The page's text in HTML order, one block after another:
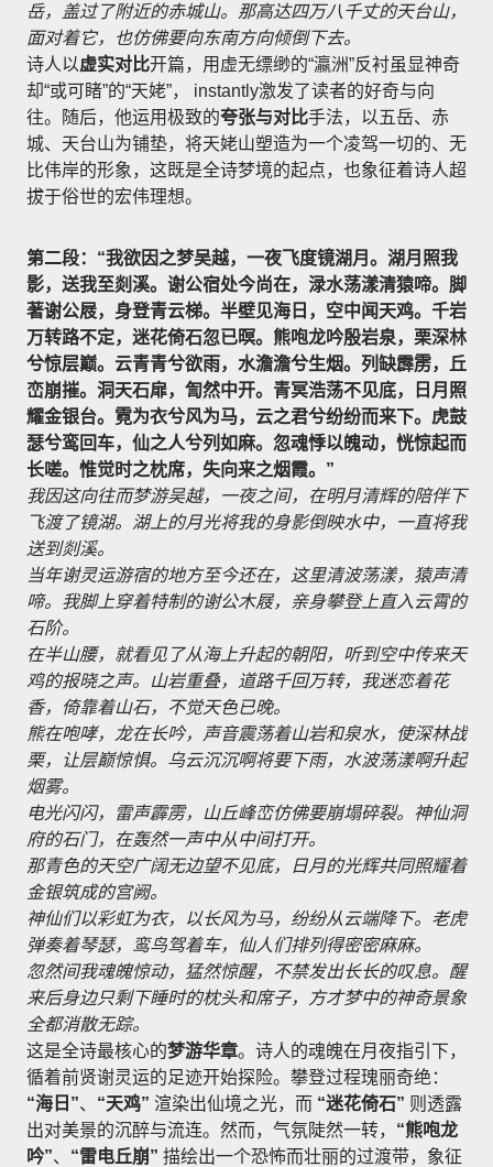
岳，盖过了附近的赤城山。那高达四万八千丈的天台山，
面对着它，也仿佛要向东南方向倾倒下去。
诗人以虚实对比开篇，用虚无缥缈的“瀛洲”反衬虽显神奇
却“或可睹”的“天姥”， instantly激发了读者的好奇与向
往。随后，他运用极致的夸张与对比手法，以五岳、赤
城、天台山为铺垫，将天姥山塑造为一个凌驾一切的、无
比伟岸的形象，这既是全诗梦境的起点，也象征着诗人超
拔于俗世的宏伟理想。
第二段：“我欲因之梦吴越，一夜飞度镜湖月。湖月照我
影，送我至剡溪。谢公宿处今尚在，渌水荡漾清猿啼。脚
著谢公屐，身登青云梯。半壁见海日，空中闻天鸡。千岩
万转路不定，迷花倚石忽已暝。熊咆龙吟殷岩泉，栗深林
兮惊层巅。云青青兮欲雨，水澹澹兮生烟。列缺霹雳，丘
峦崩摧。洞天石扉，訇然中开。青冥浩荡不见底，日月照
耀金银台。霓为衣兮风为马，云之君兮纷纷而来下。虎鼓
瑟兮鸾回车，仙之人兮列如麻。忽魂悸以魄动，恍惊起而
长嗟。惟觉时之枕席，失向来之烟霞。”
我因这向往而梦游吴越，一夜之间，在明月清辉的陪伴下
飞渡了镜湖。湖上的月光将我的身影倒映水中，一直将我
送到剡溪。
当年谢灵运游宿的地方至今还在，这里清波荡漾，猿声清
啼。我脚上穿着特制的谢公木屐，亲身攀登上直入云霄的
石阶。
在半山腰，就看见了从海上升起的朝阳，听到空中传来天
鸡的报晓之声。山岩重叠，道路千回万转，我迷恋着花
香，倚靠着山石，不觉天色已晚。
熊在咆哮，龙在长吟，声音震荡着山岩和泉水，使深林战
栗，让层巅惊惧。乌云沉沉啊将要下雨，水波荡漾啊升起
烟雾。
电光闪闪，雷声霹雳，山丘峰峦仿佛要崩塌碎裂。神仙洞
府的石门，在轰然一声中从中间打开。
那青色的天空广阔无边望不见底，日月的光辉共同照耀着
金银筑成的宫阙。
神仙们以彩虹为衣，以长风为马，纷纷从云端降下。老虎
弹奏着琴瑟，鸾鸟驾着车，仙人们排列得密密麻麻。
忽然间我魂魄惊动，猛然惊醒，不禁发出长长的叹息。醒
来后身边只剩下睡时的枕头和席子，方才梦中的神奇景象
全都消散无踪。
这是全诗最核心的梦游华章。诗人的魂魄在月夜指引下，
循着前贤谢灵运的足迹开始探险。攀登过程瑰丽奇绝：
“海日”、 “天鸡” 渲染出仙境之光，而 “迷花倚石” 则透露
出对美景的沉醉与流连。然而，气氛陡然一转， “熊咆龙
吟”、 “雷电丘崩” 描绘出一个恐怖而壮丽的过渡带，象征